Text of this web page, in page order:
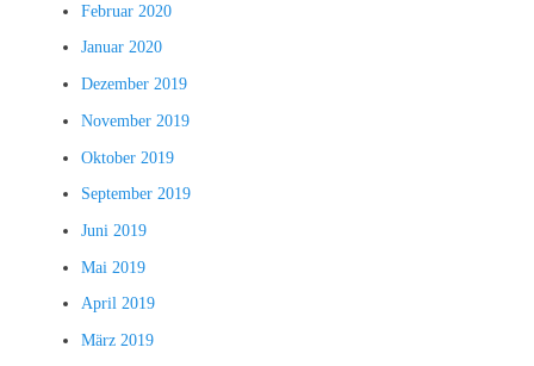
Februar 2020
Januar 2020
Dezember 2019
November 2019
Oktober 2019
September 2019
Juni 2019
Mai 2019
April 2019
März 2019